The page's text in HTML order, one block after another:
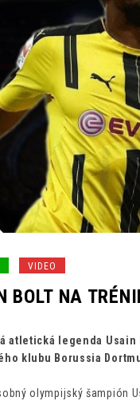
VIDEO
BOLT NA
atletická legenda
klubu Borussia
olympijský šampión